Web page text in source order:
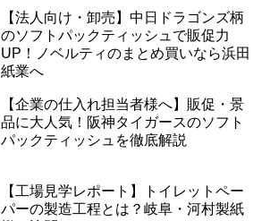
【法人向け・卸売】中日ドラゴンズ柄
のソフトパックティッシュで販促力
UP！ノベルティのまとめ買いなら浜田
紙業へ
【企業の仕入れ担当者様へ】販促・景
品に大人気！阪神タイガースのソフト
パックティッシュを徹底解説
【工場見学レポート】トイレットペー
パーの製造工程とは？岐阜・河村製紙